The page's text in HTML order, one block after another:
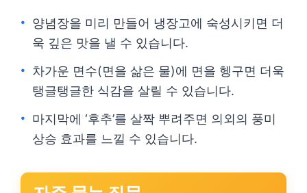
양념장을 미리 만들어 냉장고에 숙성시키면 더
욱 깊은 맛을 낼 수 있습니다.
차가운 면수(면을 삶은 물)에 면을 헹구면 더욱
탱글탱글한 식감을 살릴 수 있습니다.
마지막에 ‘후추’를 살짝 뿌려주면 의외의 풍미
상승 효과를 느낄 수 있습니다.